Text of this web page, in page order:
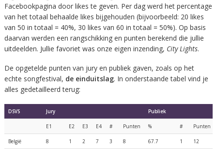
Facebookpagina door likes te geven. Per dag werd het percentage
van het totaal behaalde likes bijgehouden (bijvoorbeeld: 20 likes
van 50 in totaal = 40%, 30 likes van 60 in totaal = 50%). Op basis
daarvan werden een rangschikking en punten berekend die jullie
uitdeelden. Jullie favoriet was onze eigen inzending, City Lights.
De opgetelde punten van jury en publiek gaven, zoals op het
echte songfestival, de einduitslag. In onderstaande tabel vind je
alles gedetailleerd terug:
DSVS Jury Publiek
E1 E2 E3 E4 # Punten % # Punten
België 8 1 2 7 3 8 67.7 1 12